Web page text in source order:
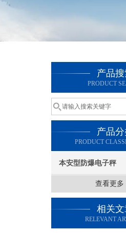
产品搜
PRODUCT
产品
PRODUCT
本安型防爆电子秤
查看更多
相关
RELEVANT